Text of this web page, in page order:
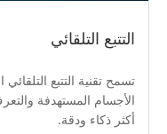
التتبع التلقائي
تسمح تقنية التتبع
الأجسام المستهدفة
أكثر ذكاء ودقة.